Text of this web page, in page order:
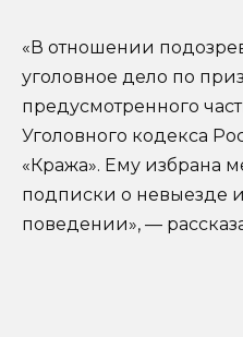
«В отношении
уголовное дело по
предусмотренного
Уголовного кодекса
«Кража». Ему избрана
подписки о невыезде
поведении», —